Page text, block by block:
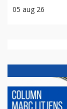
05 aug 26